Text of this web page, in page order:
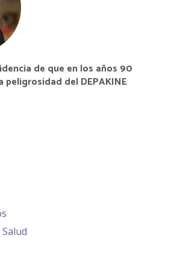
de que en los años 90
peligrosidad del DEPAKINE